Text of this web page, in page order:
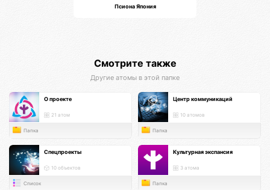
Псиона Япония
Смотрите также
Другие атомы в этой папке
О проекте
21 атом
Папка
Центр коммуникаций
10 атомов
Папка
Спецпроекты
10 объектов
Список
Культурная экспансия
3 атома
Папка